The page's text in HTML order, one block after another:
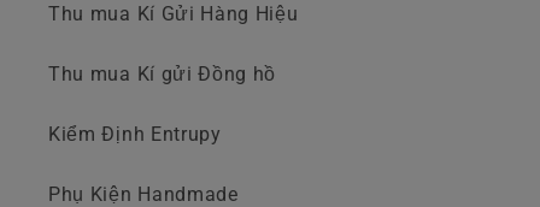
Thu mua Kí Gửi Hàng Hiệu
Thu mua Kí gửi Đồng hồ
Kiểm Định Entrupy
Phụ Kiện Handmade